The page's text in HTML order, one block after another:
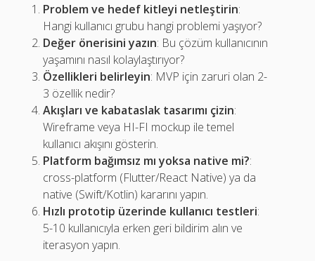
Problem ve hedef kitleyi netleştirin:
Hangi kullanıcı grubu hangi problemi yaşıyor?
Değer önerisini yazın: Bu çözüm kullanıcının
yaşamını nasıl kolaylaştırıyor?
Özellikleri belirleyin: MVP için zaruri olan 2-
3 özellik nedir?
Akışları ve kabataslak tasarımı çizin:
Wireframe veya HI-FI mockup ile temel
kullanıcı akışını gösterin.
Platform bağımsız mı yoksa native mi?:
cross-platform (Flutter/React Native) ya da
native (Swift/Kotlin) kararını yapın.
Hızlı prototip üzerinde kullanıcı testleri:
5-10 kullanıcıyla erken geri bildirim alın ve
iterasyon yapın.